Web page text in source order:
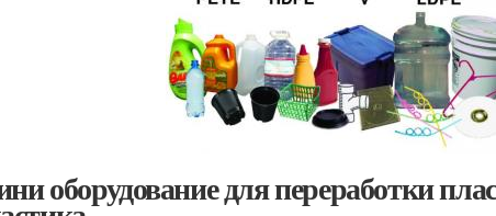
оборудование для переработки